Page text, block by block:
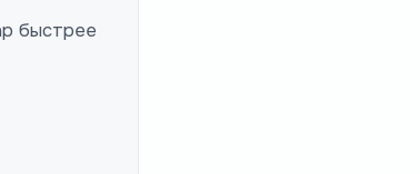
быстрее